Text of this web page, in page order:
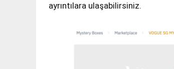
ayrıntılara ulaşabilirsiniz.